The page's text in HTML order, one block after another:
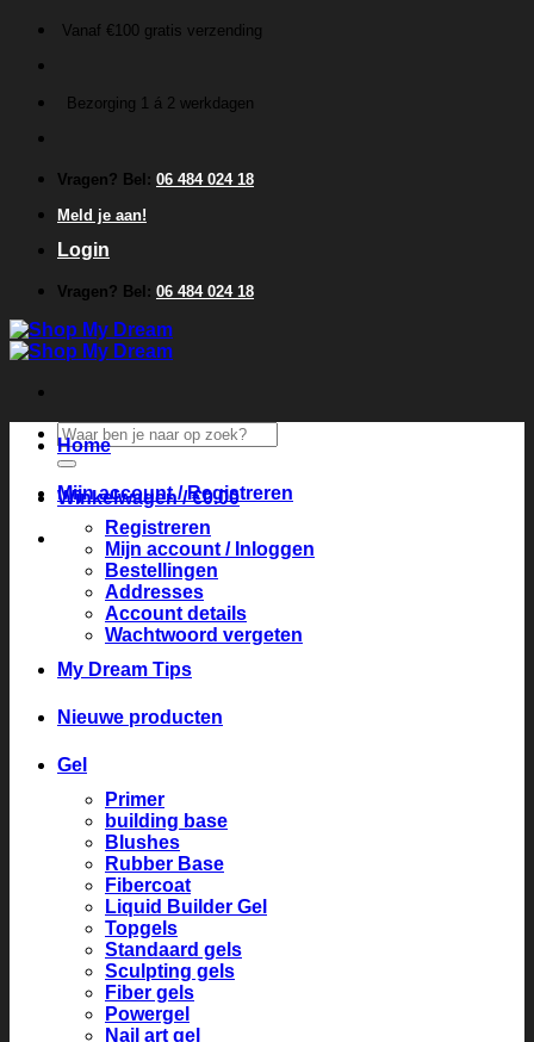
inhoud
Vanaf €100 gratis verzending
Bezorging 1 á 2 werkdagen
Vragen? Bel: 06 484 024 18
Meld je aan!
Login
Vragen? Bel: 06 484 024 18
Zoeken
naar:
Winkelwagen /€0.00
Home
Mijn account / Registreren
Registreren
Mijn account / Inloggen
Bestellingen
Addresses
Account details
Wachtwoord vergeten
My Dream Tips
Nieuwe producten
Gel
Primer
building base
Blushes
Rubber Base
Fibercoat
Liquid Builder Gel
Topgels
Standaard gels
Sculpting gels
Fiber gels
Powergel
Nail art gel